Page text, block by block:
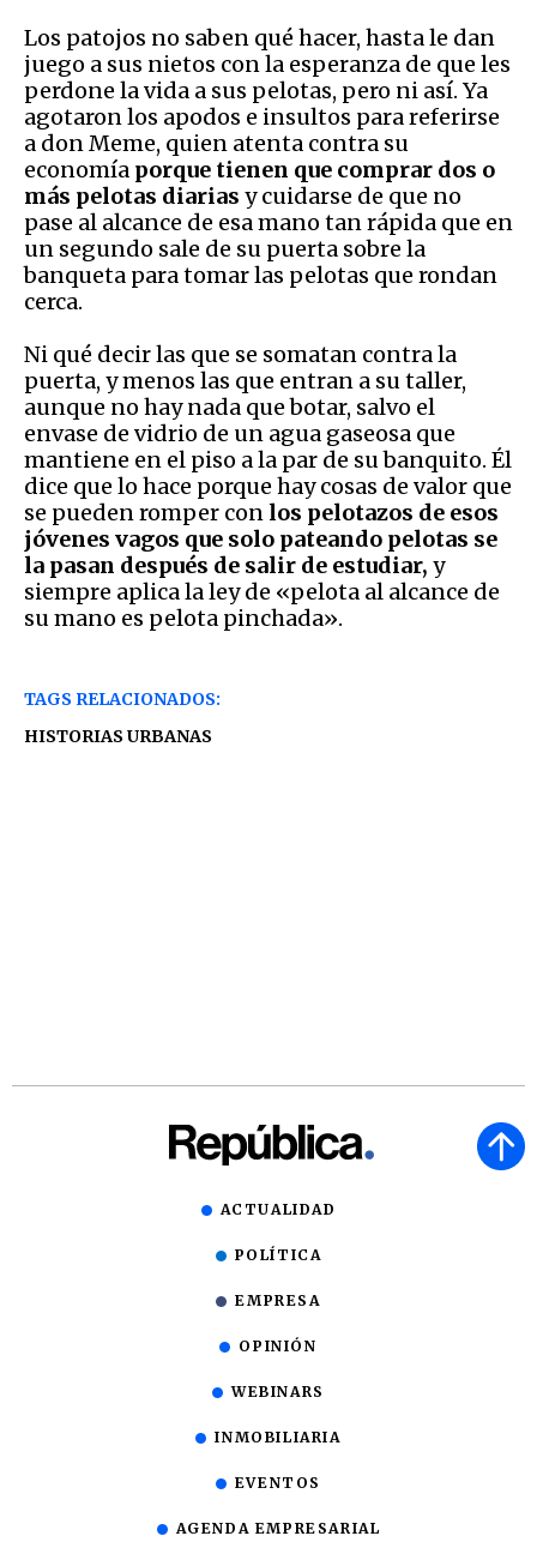
Los patojos no saben qué hacer, hasta le dan
juego a sus nietos con la esperanza de que les
perdone la vida a sus pelotas, pero ni así. Ya
agotaron los apodos e insultos para referirse
a don Meme, quien atenta contra su
economía porque tienen que comprar dos o
más pelotas diarias y cuidarse de que no
pase al alcance de esa mano tan rápida que en
un segundo sale de su puerta sobre la
banqueta para tomar las pelotas que rondan
cerca.
Ni qué decir las que se somatan contra la
puerta, y menos las que entran a su taller,
aunque no hay nada que botar, salvo el
envase de vidrio de un agua gaseosa que
mantiene en el piso a la par de su banquito. Él
dice que lo hace porque hay cosas de valor que
se pueden romper con los pelotazos de esos
jóvenes vagos que solo pateando pelotas se
la pasan después de salir de estudiar, y
siempre aplica la ley de «pelota al alcance de
su mano es pelota pinchada».
TAGS RELACIONADOS:
HISTORIAS URBANAS
ACTUALIDAD
POLÍTICA
EMPRESA
OPINIÓN
WEBINARS
INMOBILIARIA
EVENTOS
AGENDA EMPRESARIAL